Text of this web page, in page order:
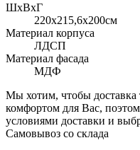
ШхВхГ
220x215,6х200см
Материал корпуса
ЛДСП
Материал фасада
МДФ
Мы хотим, чтобы доставка
комфортом для Вас,
условиями доставки и
Самовывоз со склада